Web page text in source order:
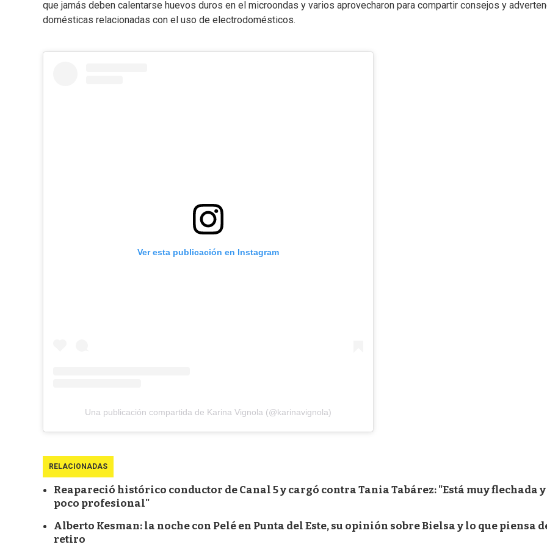
que jamás deben calentarse huevos duros en el microondas y varios aprovecharon para compartir consejos y
domésticas relacionadas con el uso de electrodomésticos.
Ver esta publicación en Instagram
Una publicación compartida de Karina Vignola (@karinavignola)
RELACIONADAS
Reapareció histórico conductor de Canal 5 y cargó contra Tania Tabárez: "Está muy flechada y
poco profesional"
Alberto Kesman: la noche con Pelé en Punta del Este, su opinión sobre Bielsa y lo que piensa
retiro